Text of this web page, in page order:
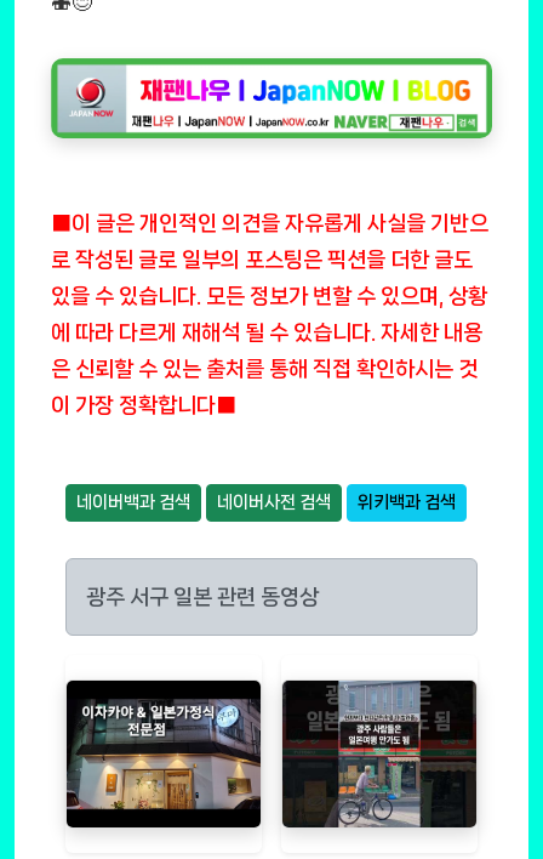
■이 글은 개인적인 의견을 자유롭게 사실을 기반으
로 작성된 글로 일부의 포스팅은 픽션을 더한 글도
있을 수 있습니다. 모든 정보가 변할 수 있으며, 상황
에 따라 다르게 재해석 될 수 있습니다. 자세한 내용
은 신뢰할 수 있는 출처를 통해 직접 확인하시는 것
이 가장 정확합니다■
네이버백과 검색 네이버사전 검색 위키백과 검색
광주 서구 일본 관련 동영상